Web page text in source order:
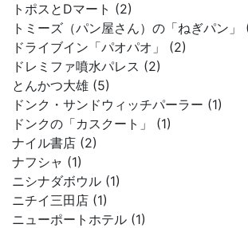
トポスとDマート (2)
トミーズ（パン屋さん）の「ねぎパン」
ドライブイン「パオパオ」 (2)
ドレミファ噴水パレス (2)
とんかつ大雄 (5)
ドンク・サンドウィッチパーラー (1)
ドンクの「カスクート」 (1)
ナイル書店 (2)
ナフシャ (1)
ニシナダボウル (1)
ニチイ三田店 (1)
ニューポートホテル (1)